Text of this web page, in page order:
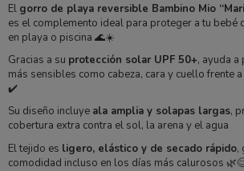
El gorro de playa reversible Bambino Mio
es el complemento ideal para proteger a tu bebé
en playa o piscina 🌊☀️
Gracias a su protección solar UPF 50+, ayuda
más sensibles como cabeza, cara y cuello frente
✔️
Su diseño incluye ala amplia y solapas largas,
cobertura extra contra el sol, la arena y el agua
El tejido es ligero, elástico y de secado rápido,
comodidad incluso en los días más calurosos